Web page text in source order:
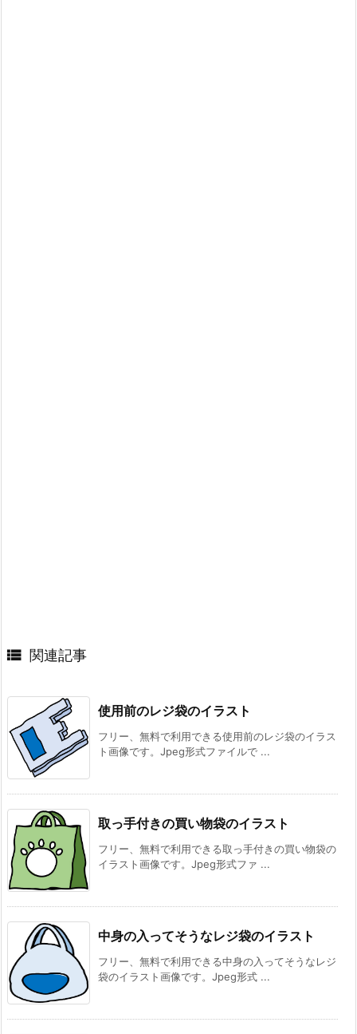
 関連記事
使用前のレジ袋のイラスト
フリー、無料で利用できる使用前のレジ袋のイラス
ト画像です。Jpeg形式ファイルで ...
取っ手付きの買い物袋のイラスト
フリー、無料で利用できる取っ手付きの買い物袋の
イラスト画像です。Jpeg形式ファ ...
中身の入ってそうなレジ袋のイラスト
フリー、無料で利用できる中身の入ってそうなレジ
袋のイラスト画像です。Jpeg形式 ...